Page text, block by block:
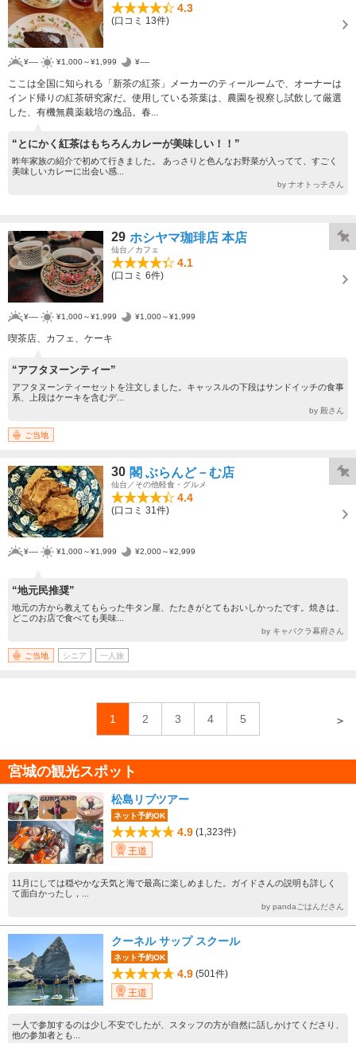
4.3
(口コミ 13件)
¥---- ¥1,000～¥1,999 ¥----
ここは全国に知られる「新茶の紅茶」メーカーのティールームで、オーナーは
インド帰りの紅茶研究家だ。使用している茶葉は、農園を視察し試飲して厳選
した、有機無農薬栽培の逸品。春...
“とにかく紅茶はもちろんカレーが美味しい！！”
昨年家族の紹介で初めて行きました。 あっさりと色んなお野菜が入ってて、すごく
美味しいカレーに出会い感...
by ナオトっチさん
29 ホシヤマ珈琲店 本店
仙台／カフェ
4.1
(口コミ 6件)
¥---- ¥1,000～¥1,999 ¥1,000～¥1,999
喫茶店、カフェ、ケーキ
“アフタヌーンティー”
アフタヌーンティーセットを注文しました。キャッスルの下段はサンドイッチの食事
系、上段はケーキを含むデ...
by 殿さん
ご当地
30 閣 ぶらんど－む店
仙台／その他軽食・グルメ
4.4
(口コミ 31件)
¥---- ¥1,000～¥1,999 ¥2,000～¥2,999
“地元民推奨”
地元の方から教えてもらった牛タン屋、たたきがとてもおいしかったです。焼きは、
どこのお店で食べても美味...
by キャバクラ幕府さん
ご当地 シニア 一人旅
1 2 3 4 5 ＞
宮城の観光スポット
松島リブツアー
ネット予約OK
4.9 (1,323件)
王道
11月にしては穏やかな天気と海で最高に楽しめました。ガイドさんの説明も詳しく
て面白かったし，...
by pandaごはんださん
クーネル サップ スクール
ネット予約OK
4.9 (501件)
王道
一人で参加するのは少し不安でしたが、スタッフの方が自然に話しかけてくださり、
他の参加者とも...